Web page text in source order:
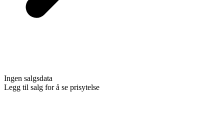
Ingen salgsdata
Legg til salg for å se prisytelse